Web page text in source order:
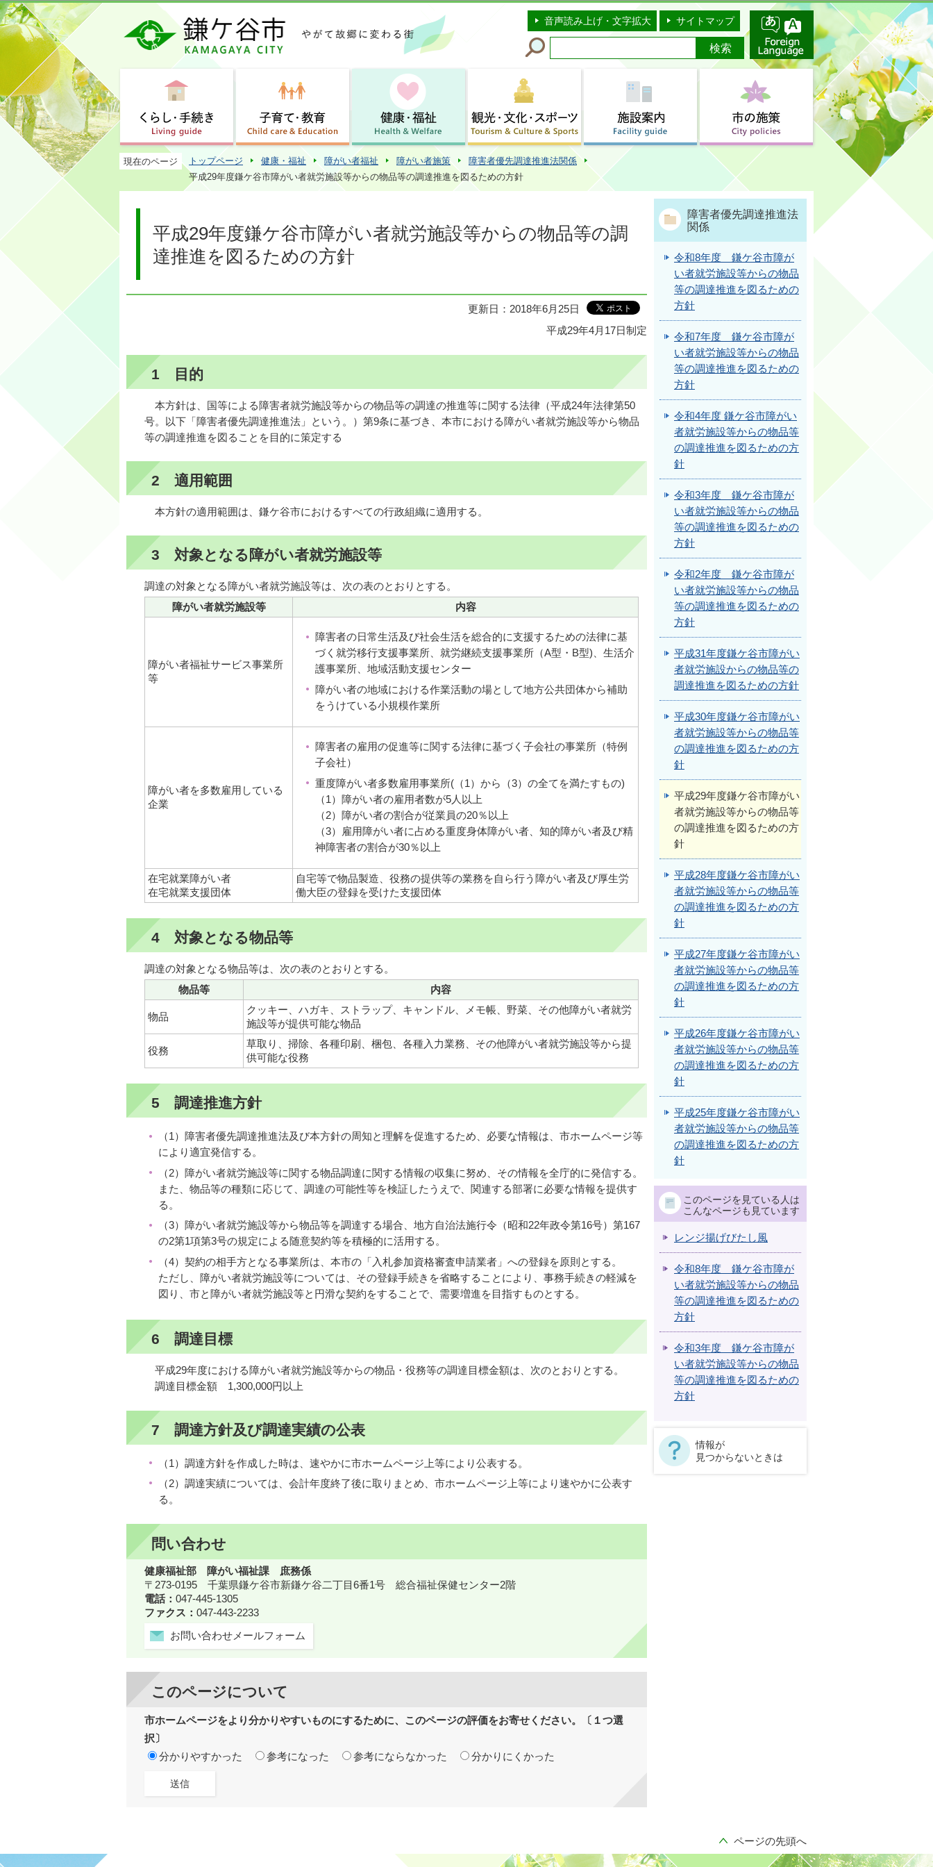
このページの本文へ移動
音声読み上げ・文字拡大 サイトマップ
現在のページ トップページ 健康・福祉 障がい者福祉 障がい者施策
障害者優先調達推進法関係
平成29年度鎌ケ谷市障がい者就労施設等からの物品等の調達推進を図るための方針
平成29年度鎌ケ谷市障がい者就労施設等からの物品等の調
達推進を図るための方針
更新日：2018年6月25日
平成29年4月17日制定
1 目的
本方針は、国等による障害者就労施設等からの物品等の調達の推進等に関する法律（平成24年法律第50
号。以下「障害者優先調達推進法」という。）第9条に基づき、本市における障がい者就労施設等から物品
等の調達推進を図ることを目的に策定する
2 適用範囲
本方針の適用範囲は、鎌ケ谷市におけるすべての行政組織に適用する。
3 対象となる障がい者就労施設等
調達の対象となる障がい者就労施設等は、次の表のとおりとする。
障がい者就労施設等
内容
障がい者福祉サービス事業所
等
障害者の日常生活及び社会生活を総合的に支援するための法律に基
づく就労移行支援事業所、就労継続支援事業所（A型・B型)、生活介
護事業所、地域活動支援センター
障がい者の地域における作業活動の場として地方公共団体から補助
をうけている小規模作業所
障がい者を多数雇用している
企業
障害者の雇用の促進等に関する法律に基づく子会社の事業所（特例
子会社）
重度障がい者多数雇用事業所(（1）から（3）の全てを満たすもの)
（1）障がい者の雇用者数が5人以上
（2）障がい者の割合が従業員の20％以上
（3）雇用障がい者に占める重度身体障がい者、知的障がい者及び精
神障害者の割合が30％以上
在宅就業障がい者
在宅就業支援団体
自宅等で物品製造、役務の提供等の業務を自ら行う障がい者及び厚生労
働大臣の登録を受けた支援団体
4 対象となる物品等
調達の対象となる物品等は、次の表のとおりとする。
物品等
内容
物品
クッキー、ハガキ、ストラップ、キャンドル、メモ帳、野菜、その他障がい者就労
施設等が提供可能な物品
役務
草取り、掃除、各種印刷、梱包、各種入力業務、その他障がい者就労施設等から提
供可能な役務
5 調達推進方針
（1）障害者優先調達推進法及び本方針の周知と理解を促進するため、必要な情報は、市ホームページ等
により適宜発信する。
（2）障がい者就労施設等に関する物品調達に関する情報の収集に努め、その情報を全庁的に発信する。
また、物品等の種類に応じて、調達の可能性等を検証したうえで、関連する部署に必要な情報を提供す
る。
（3）障がい者就労施設等から物品等を調達する場合、地方自治法施行令（昭和22年政令第16号）第167
の2第1項第3号の規定による随意契約等を積極的に活用する。
（4）契約の相手方となる事業所は、本市の「入札参加資格審査申請業者」への登録を原則とする。
ただし、障がい者就労施設等については、その登録手続きを省略することにより、事務手続きの軽減を
図り、市と障がい者就労施設等と円滑な契約をすることで、需要増進を目指すものとする。
6 調達目標
平成29年度における障がい者就労施設等からの物品・役務等の調達目標金額は、次のとおりとする。
調達目標金額 1,300,000円以上
7 調達方針及び調達実績の公表
（1）調達方針を作成した時は、速やかに市ホームページ上等により公表する。
（2）調達実績については、会計年度終了後に取りまとめ、市ホームページ上等により速やかに公表す
る。
問い合わせ
健康福祉部 障がい福祉課 庶務係
〒273-0195 千葉県鎌ケ谷市新鎌ケ谷二丁目6番1号 総合福祉保健センター2階
電話： 047-445-1305
ファクス： 047-443-2233
お問い合わせメールフォーム
このページについて
市ホームページをより分かりやすいものにするために、このページの評価をお寄せください。〔１つ選
択〕
分かりやすかった
参考になった 参考にならなかった 分かりにくかった
障害者優先調達推進法
関係
令和8年度 鎌ケ谷市障が
い者就労施設等からの物品
等の調達推進を図るための
方針
令和7年度 鎌ケ谷市障が
い者就労施設等からの物品
等の調達推進を図るための
方針
令和4年度 鎌ケ谷市障がい
者就労施設等からの物品等
の調達推進を図るための方
針
令和3年度 鎌ケ谷市障が
い者就労施設等からの物品
等の調達推進を図るための
方針
令和2年度 鎌ケ谷市障が
い者就労施設等からの物品
等の調達推進を図るための
方針
平成31年度鎌ケ谷市障がい
者就労施設からの物品等の
調達推進を図るための方針
平成30年度鎌ケ谷市障がい
者就労施設等からの物品等
の調達推進を図るための方
針
平成29年度鎌ケ谷市障がい
者就労施設等からの物品等
の調達推進を図るための方
針
平成28年度鎌ケ谷市障がい
者就労施設等からの物品等
の調達推進を図るための方
針
平成27年度鎌ケ谷市障がい
者就労施設等からの物品等
の調達推進を図るための方
針
平成26年度鎌ケ谷市障がい
者就労施設等からの物品等
の調達推進を図るための方
針
平成25年度鎌ケ谷市障がい
者就労施設等からの物品等
の調達推進を図るための方
針
このページを見ている人は
こんなページも見ています
レンジ揚げびたし風
令和8年度 鎌ケ谷市障が
い者就労施設等からの物品
等の調達推進を図るための
方針
令和3年度 鎌ケ谷市障が
い者就労施設等からの物品
等の調達推進を図るための
方針
情報が
見つからないときは
ページの先頭へ